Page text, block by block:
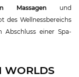
Massagen und
des Wellnessbereichs
einer Spa-
WORLDS